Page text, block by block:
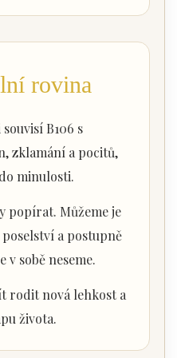
rovina
B106 s
zklamání a pocitů,
minulosti.
popírat. Můžeme je
a postupně
v sobě neseme.
rodit nová lehkost a
života.